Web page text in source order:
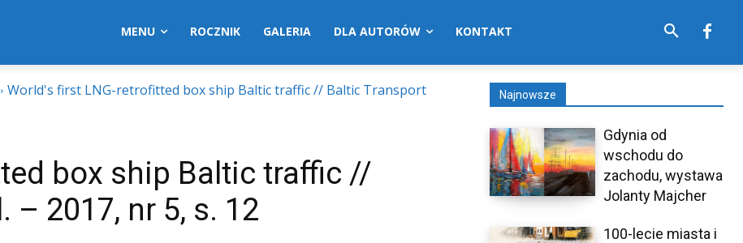
MENU ROCZNIK GALERIA DLA AUTORÓW KONTAKT
World's first LNG-retrofitted box ship Baltic traffic // Baltic Transport
box ship Baltic traffic //
2017, nr 5, s. 12
Najnowsze
Gdynia od
wschodu do
zachodu, wystawa
Jolanty Majcher
100-lecie miasta i